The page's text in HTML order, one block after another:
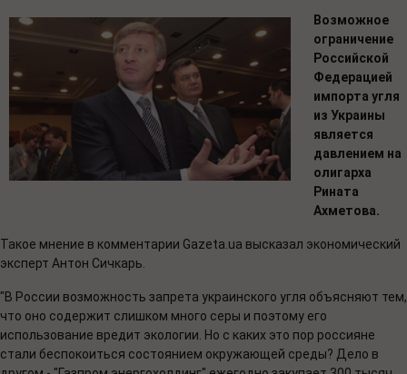
Возможное
ограничение
Российской
Федерацией
импорта угля
из Украины
является
давлением на
олигарха
Рината
Ахметова.
Такое мнение в комментарии Gazeta.ua высказал экономический
эксперт Антон Сичкарь.
"В России возможность запрета украинского угля объясняют тем,
что оно содержит слишком много серы и поэтому его
использование вредит экологии. Но с каких это пор россияне
стали беспокоиться состоянием окружающей среды? Дело в